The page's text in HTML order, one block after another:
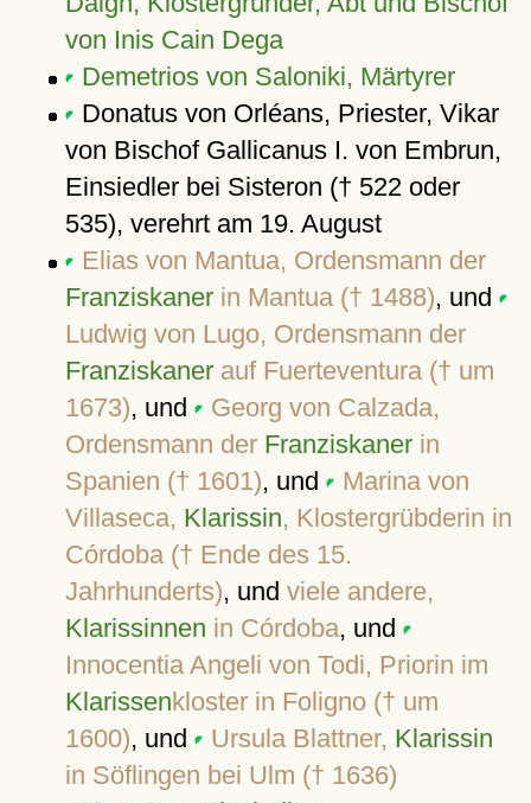
von Inis Cain Dega
Demetrios von Saloniki, Märtyrer
Donatus von Orléans, Priester, Vikar
von Bischof Gallicanus I. von Embrun,
Einsiedler bei Sisteron († 522 oder
535), verehrt am 19. August
Elias von Mantua, Ordensmann der
Franziskanerin Mantua († 1488), und
Ludwig von Lugo, Ordensmann der
Franziskanerauf Fuerteventura († um
1673), und
Georg von Calzada,
Ordensmann der Franziskanerin
Spanien († 1601), und
Marina von
Villaseca, Klarissin, Klostergrübderin in
Córdoba († Ende des 15.
Jahrhunderts), und viele andere,
Klarissinnen in Córdoba, und
Innocentia Angeli von Todi, Priorin im
Klarissenkloster in Foligno († um
1600), und Ursula Blattner, Klarissin
in Söflingen bei Ulm († 1636)